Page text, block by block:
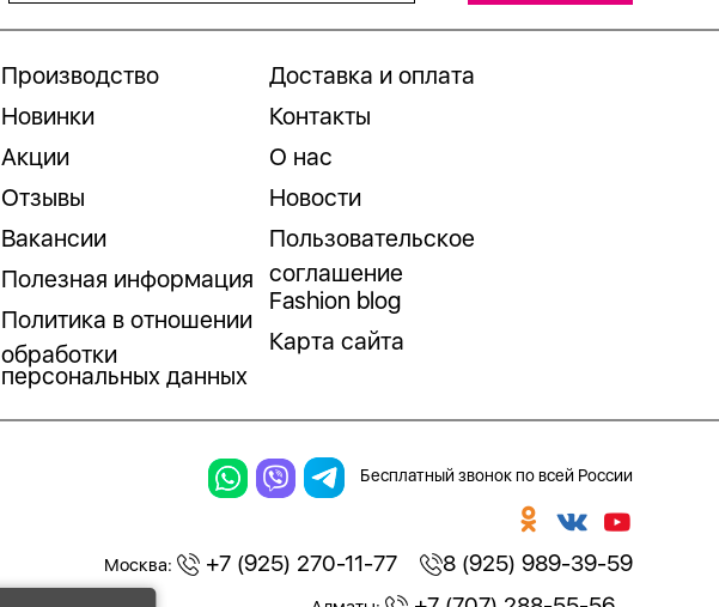
Производство
Новинки
Акции
Отзывы
Вакансии
Полезная информация
Политика в отношении
обработки
персональных данных
Доставка и оплата
Контакты
О нас
Новости
Пользовательское
соглашение
Fashion blog
Карта сайта
Бесплатный звонок по всей России
Москва: +7 (925) 270-11-77 8 (925) 989-39-59